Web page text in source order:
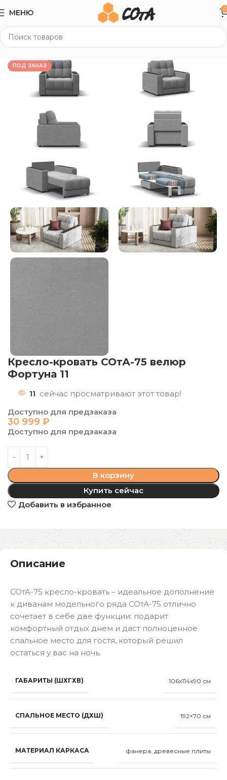
МЕНЮ 0
Мягкая мебель
ПОД ЗАКАЗ
Кресло-кровать СОтА-75 велюр
Фортуна 11
11 сейчас просматривают этот товар!
Доступно для предзаказа
30 999 ₽
Доступно для предзаказа
В корзину
Купить сейчас
Добавить в избранное
Описание
СОтА-75 кресло-кровать – идеальное дополнение
к диванам модельного ряда СОтА-75 отлично
сочетает в себе две функции: подарит
комфортный отдых днем и даст полноценное
спальное место для гостя, который решил
остаться у вас на ночь.
ГАБАРИТЫ (ШХГХВ) 106x114x90 см
СПАЛЬНОЕ МЕСТО (ДХШ) 192×70 см
МАТЕРИАЛ КАРКАСА фанера, древесные плиты